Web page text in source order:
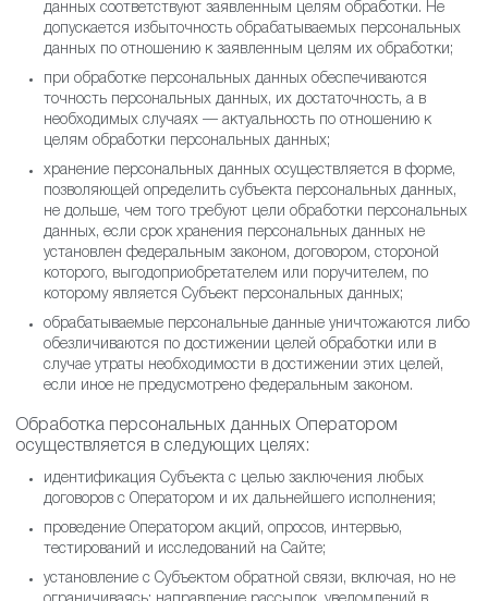
данных соответствуют заявленным целям обработки. Не
допускается избыточность обрабатываемых персональных
данных по отношению к заявленным целям их обработки;
при обработке персональных данных обеспечиваются
точность персональных данных, их достаточность, а в
необходимых случаях — актуальность по отношению к
целям обработки персональных данных;
хранение персональных данных осуществляется в форме,
позволяющей определить субъекта персональных данных,
не дольше, чем того требуют цели обработки персональных
данных, если срок хранения персональных данных не
установлен федеральным законом, договором, стороной
которого, выгодоприобретателем или поручителем, по
которому является Субъект персональных данных;
обрабатываемые персональные данные уничтожаются либо
обезличиваются по достижении целей обработки или в
случае утраты необходимости в достижении этих целей,
если иное не предусмотрено федеральным законом.
Обработка персональных данных Оператором
осуществляется в следующих целях:
идентификация Субъекта с целью заключения любых
договоров с Оператором и их дальнейшего исполнения;
проведение Оператором акций, опросов, интервью,
тестирований и исследований на Сайте;
установление с Субъектом обратной связи, включая, но не